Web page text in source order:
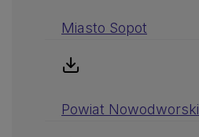
Miasto Sopot
Powiat Nowodworski